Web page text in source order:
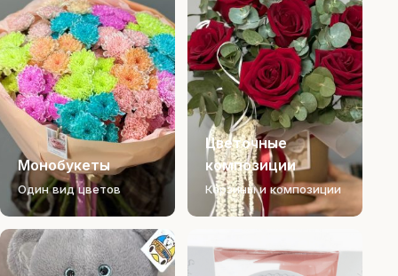
Монобукеты
Один вид цветов
Цветочные
композиции
Корзины и композиции